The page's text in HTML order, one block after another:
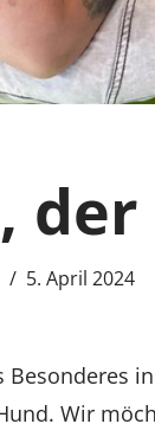
5. April 2024
Besonderes
Wir